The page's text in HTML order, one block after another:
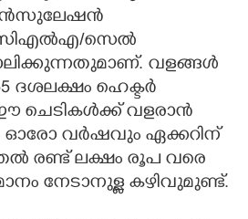
സെൽ
വളങ്ങൾ
ദശലക്ഷം ഹെക്ടർ
ചെടികൾക്ക് വളരാൻ
ഓരോ വർഷവും ഏക്കറിന്
രണ്ട് ലക്ഷം രൂപ വരെ
നേടാനുള്ള കഴിവുമുണ്ട്.